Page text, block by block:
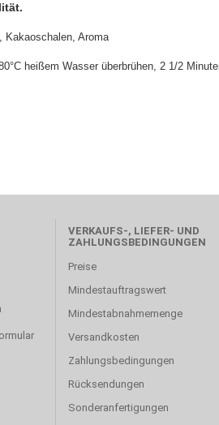
Kakaoschalen, Aroma
heißem Wasser überbrühen, 2 1/2
VERKAUFS-, LIEFER- UND
ZAHLUNGSBEDINGUNGEN
Preise
Mindestauftragswert
Mindestabnahmemenge
Versandkosten
Zahlungsbedingungen
Rücksendungen
Sonderanfertigungen